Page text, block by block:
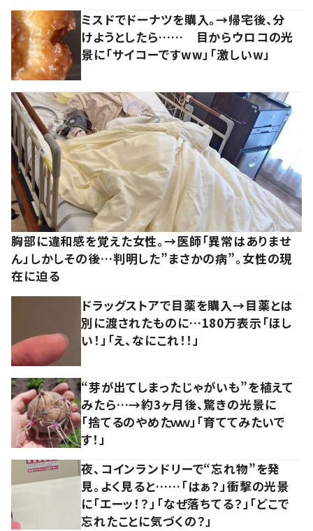
ミスドでドーナツを購入。→帰宅後、分
けようとしたら…… 目からウロコの光
景に「サイコーですww」「激しいw」
胸部に違和感を覚えた女性。→医師「異常はありませ
ん」しかしその後…判明した”まさかの病”。女性の現
在に迫る
ドラッグストアで目薬を購入→目薬とは
別に渡されたものに…180万表示「ほし
い！」「え、なにこれ！！」
“芽が出てしまったじゃがいも”を植えて
みたら…→約3ヶ月後、驚きの光景に
「捨てるのやめたｗｗ」「育ててみたいで
す！」
夜、コインランドリーで“忘れ物”を発
見。よく見ると……「はぁ？」衝撃の光景
に「エーッ！？」「なぜ落ちてる？」「どこで
忘れたことに気づくの？」